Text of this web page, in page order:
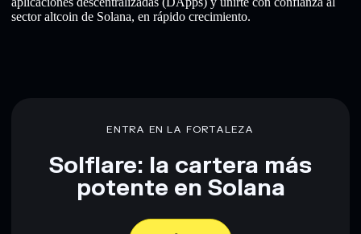
sector altcoin de Solana, en rápido crecimiento.
ENTRA EN LA FORTALEZA
Solflare: la cartera más
potente en Solana